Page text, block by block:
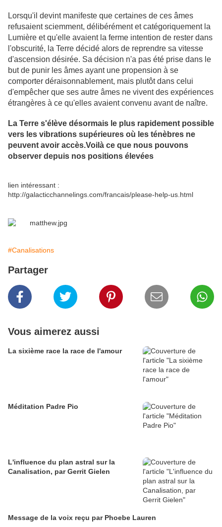
Lorsqu'il devint manifeste que certaines de ces âmes
refusaient sciemment, délibérément et catégoriquement la
Lumière et qu'elle avaient la ferme intention de rester dans
l'obscurité, la Terre décidé alors de reprendre sa vitesse
d'ascension désirée. Sa décision n'a pas été prise dans le
but de punir les âmes ayant une propension à se
comporter déraisonnablement, mais plutôt dans celui
d'empêcher que ses autre âmes ne vivent des expériences
étrangères à ce qu'elles avaient convenu avant de naître.
La Terre s'élève désormais le plus rapidement possible
vers les vibrations supérieures où les ténèbres ne
peuvent avoir accès.Voilà ce que nous pouvons
observer depuis nos positions élevées
lien intéressant :
http://galacticchannelings.com/francais/please-help-us.html
#Canalisations
Partager
Vous aimerez aussi
La sixième race la race de l'amour
Méditation Padre Pio
L'influence du plan astral sur la
Canalisation, par Gerrit Gielen
Message de la voix reçu par Phoebe Lauren